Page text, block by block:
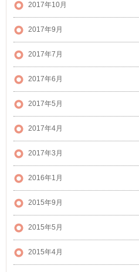
2017年10月
2017年9月
2017年7月
2017年6月
2017年5月
2017年4月
2017年3月
2016年1月
2015年9月
2015年5月
2015年4月